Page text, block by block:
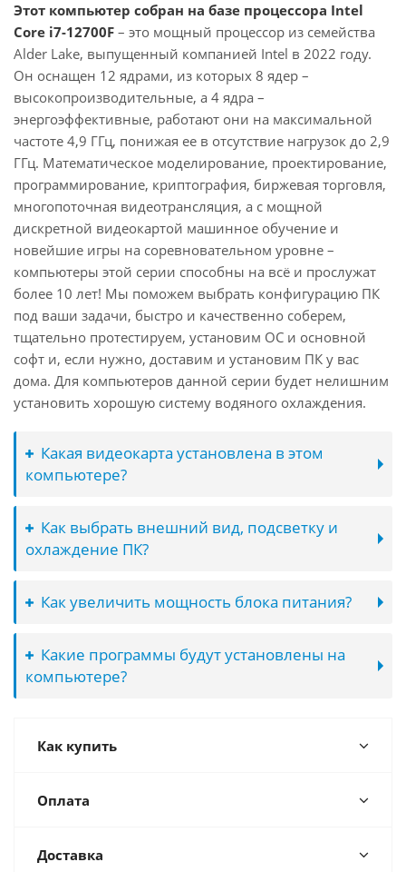
Этот компьютер собран на базе процессора Intel
Core i7-12700F – это мощный процессор из семейства
Alder Lake, выпущенный компанией Intel в 2022 году.
Он оснащен 12 ядрами, из которых 8 ядер –
высокопроизводительные, а 4 ядра –
энергоэффективные, работают они на максимальной
частоте 4,9 ГГц, понижая ее в отсутствие нагрузок до 2,9
ГГц. Математическое моделирование, проектирование,
программирование, криптография, биржевая торговля,
многопоточная видеотрансляция, а с мощной
дискретной видеокартой машинное обучение и
новейшие игры на соревновательном уровне –
компьютеры этой серии способны на всё и прослужат
более 10 лет! Мы поможем выбрать конфигурацию ПК
под ваши задачи, быстро и качественно соберем,
тщательно протестируем, установим ОС и основной
софт и, если нужно, доставим и установим ПК у вас
дома. Для компьютеров данной серии будет нелишним
установить хорошую систему водяного охлаждения.
Какая видеокарта установлена в этом
компьютере?
Как выбрать внешний вид, подсветку и
охлаждение ПК?
Как увеличить мощность блока питания?
Какие программы будут установлены на
компьютере?
Как купить
Оплата
Доставка